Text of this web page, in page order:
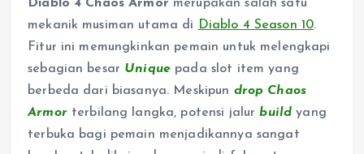
Diablo 4 Chaos Armor merupakan salah satu
mekanik musiman utama di
Diablo 4 Season 10.
Fitur ini memungkinkan pemain untuk melengkapi
sebagian besar Unique pada slot item yang
berbeda dari biasanya. Meskipun drop Chaos
Armorterbilang langka, potensi jalurbuild yang
terbuka bagi pemain menjadikannya sangat